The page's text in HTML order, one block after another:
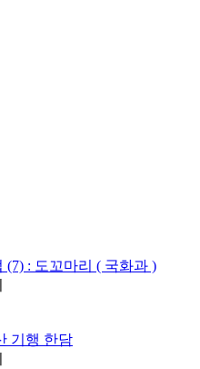
: 도꼬마리 ( 국화과 )
기행 한담